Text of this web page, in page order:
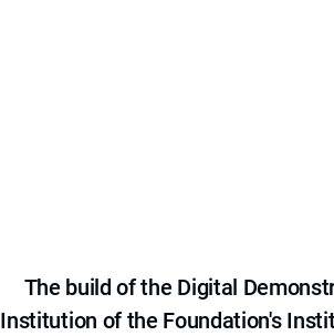
The build of the Digital
Institution of the Foundation's